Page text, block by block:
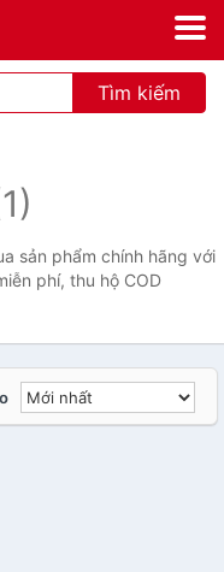
Tìm kiếm
sản phẩm chính hãng với
phí, thu hộ COD